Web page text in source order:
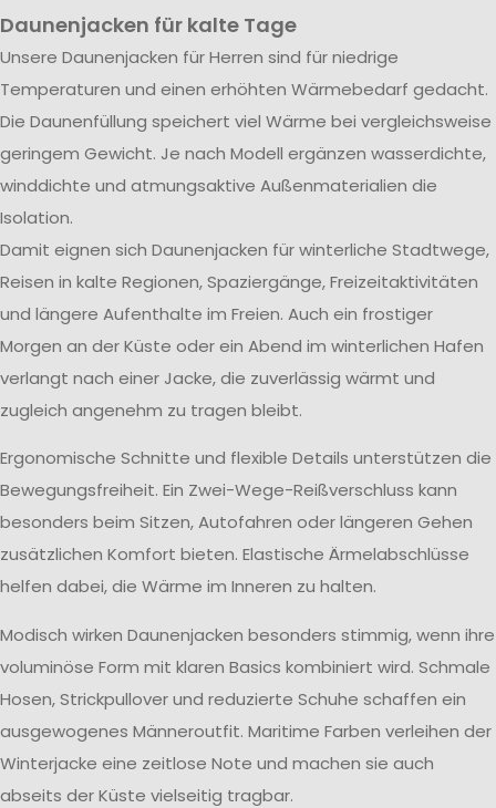
Daunenjacken für kalte Tage
Unsere Daunenjacken für Herren sind für niedrige
Temperaturen und einen erhöhten Wärmebedarf gedacht.
Die Daunenfüllung speichert viel Wärme bei vergleichsweise
geringem Gewicht. Je nach Modell ergänzen wasserdichte,
winddichte und atmungsaktive Außenmaterialien die
Isolation.
Damit eignen sich Daunenjacken für winterliche Stadtwege,
Reisen in kalte Regionen, Spaziergänge, Freizeitaktivitäten
und längere Aufenthalte im Freien. Auch ein frostiger
Morgen an der Küste oder ein Abend im winterlichen Hafen
verlangt nach einer Jacke, die zuverlässig wärmt und
zugleich angenehm zu tragen bleibt.
Ergonomische Schnitte und flexible Details unterstützen die
Bewegungsfreiheit. Ein Zwei-Wege-Reißverschluss kann
besonders beim Sitzen, Autofahren oder längeren Gehen
zusätzlichen Komfort bieten. Elastische Ärmelabschlüsse
helfen dabei, die Wärme im Inneren zu halten.
Modisch wirken Daunenjacken besonders stimmig, wenn ihre
voluminöse Form mit klaren Basics kombiniert wird. Schmale
Hosen, Strickpullover und reduzierte Schuhe schaffen ein
ausgewogenes Männeroutfit. Maritime Farben verleihen der
Winterjacke eine zeitlose Note und machen sie auch
abseits der Küste vielseitig tragbar.